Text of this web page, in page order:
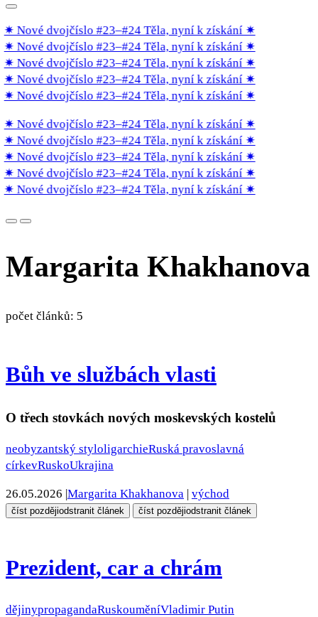
✷ Nové dvojčíslo #23–#24 Těla, nyní k získání✷
✷ Nové dvojčíslo #23–#24 Těla, nyní k získání✷
✷ Nové dvojčíslo #23–#24 Těla, nyní k získání✷
✷ Nové dvojčíslo #23–#24 Těla, nyní k získání✷
✷ Nové dvojčíslo #23–#24 Těla, nyní k získání✷
✷ Nové dvojčíslo #23–#24 Těla, nyní k získání✷
✷ Nové dvojčíslo #23–#24 Těla, nyní k získání✷
✷ Nové dvojčíslo #23–#24 Těla, nyní k získání✷
✷ Nové dvojčíslo #23–#24 Těla, nyní k získání✷
✷ Nové dvojčíslo #23–#24 Těla, nyní k získání✷
Margarita Khakhanova
počet článků: 5
Bůh ve službách vlasti
O třech stovkách nových moskevských kostelů
neobyzantský styloligarchieRuská pravoslavná
církevRuskoUkrajina
26.05.2026 |Margarita Khakhanova | východ
číst pozdějiodstranit článek číst pozdějiodstranit článek
Prezident, car a chrám
dějinypropagandaRuskouměníVladimir Putin